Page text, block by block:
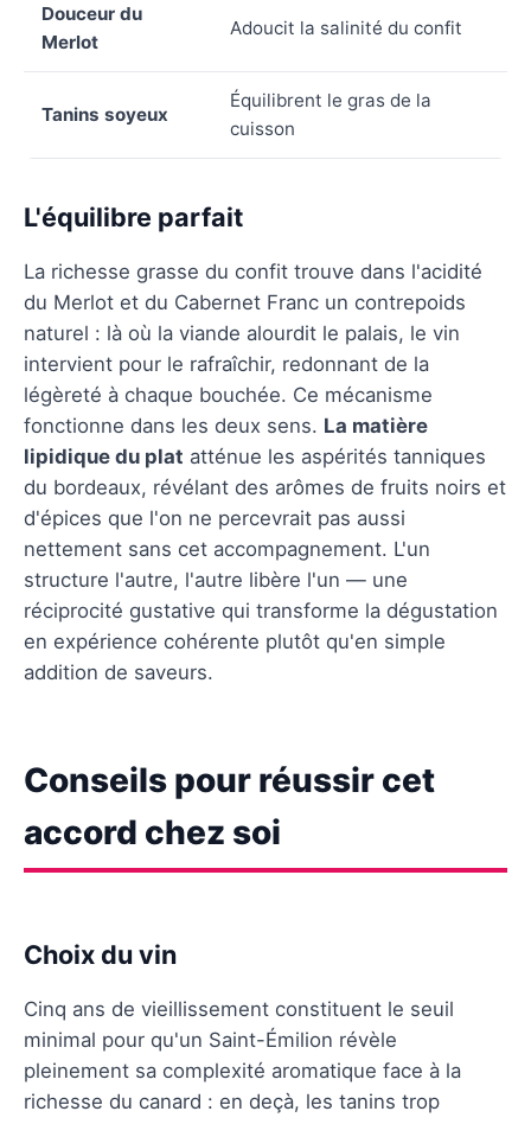
Douceur du
Merlot
Adoucit la salinité du confit
Tanins soyeux
Équilibrent le gras de la
cuisson
L'équilibre parfait
La richesse grasse du confit trouve dans l'acidité
du Merlot et du Cabernet Franc un contrepoids
naturel : là où la viande alourdit le palais, le vin
intervient pour le rafraîchir, redonnant de la
légèreté à chaque bouchée. Ce mécanisme
fonctionne dans les deux sens. La matière
lipidique du plat atténue les aspérités tanniques
du bordeaux, révélant des arômes de fruits noirs et
d'épices que l'on ne percevrait pas aussi
nettement sans cet accompagnement. L'un
structure l'autre, l'autre libère l'un — une
réciprocité gustative qui transforme la dégustation
en expérience cohérente plutôt qu'en simple
addition de saveurs.
Conseils pour réussir cet
accord chez soi
Choix du vin
Cinq ans de vieillissement constituent le seuil
minimal pour qu'un Saint-Émilion révèle
pleinement sa complexité aromatique face à la
richesse du canard : en deçà, les tanins trop